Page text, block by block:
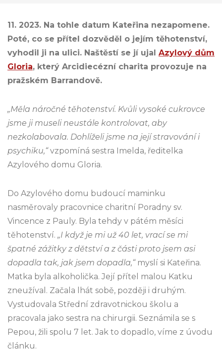
11. 2023. Na tohle datum Kateřina nezapomene.
Poté, co se přítel dozvěděl o jejím těhotenství,
vyhodil ji na ulici. Naštěstí se jí ujal Azylový dům
Gloria, který Arcidiecézní charita provozuje na
pražském Barrandově.
„Měla náročné těhotenství. Kvůli vysoké cukrovce
jsme ji museli neustále kontrolovat, aby
nezkolabovala. Dohlíželi jsme na její stravování i
psychiku,“vzpomíná sestra Imelda, ředitelka
Azylového domu Gloria.
Do Azylového domu budoucí maminku
nasměrovaly pracovnice charitní Poradny sv.
Vincence z Pauly. Byla tehdy v pátém měsíci
těhotenství. „I když je mi už 40 let, vrací se mi
špatné zážitky z dětství a z části proto jsem asi
dopadla tak, jak jsem dopadla,“myslí si Kateřina.
Matka byla alkoholička. Její přítel malou Katku
zneužíval. Začala lhát sobě, později i druhým.
Vystudovala Střední zdravotnickou školu a
pracovala jako sestra na chirurgii. Seznámila se s
Pepou, žili spolu 7 let. Jak to dopadlo, víme z úvodu
článku.